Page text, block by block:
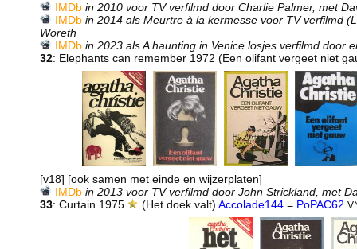
IMDb in 2010 voor TV verfilmd door Charlie Palmer, met
IMDb in 2014 als Meurtre à la kermesse voor TV verfilmd
Woreth
IMDb in 2023 als A haunting in Venice losjes verfilmd door
32: Elephants can remember 1972 (Een olifant vergeet niet
[v18] [ook samen met einde en wijzerplaten]
IMDb in 2013 voor TV verfilmd door John Strickland, met
33: Curtain 1975 (Het doek valt)Accolade144 = PoPAC62